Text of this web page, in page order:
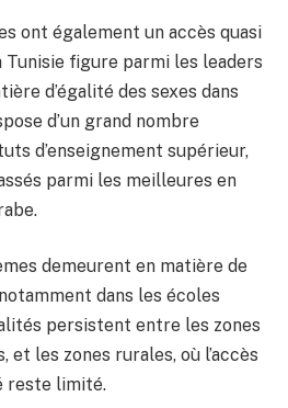
ont également un accès quasi
Tunisie figure parmi les leaders
d’égalité des sexes dans
d’un grand nombre
d’enseignement supérieur,
parmi les meilleures en
demeurent en matière de
dans les écoles
persistent entre les zones
et les zones rurales, où l’accès
reste limité.